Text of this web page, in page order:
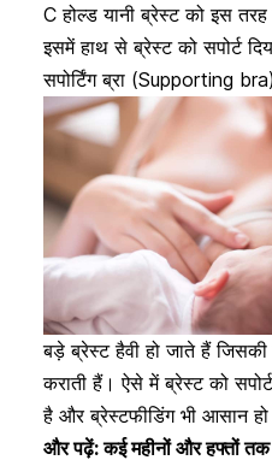
C होल्ड यानी ब्रेस्ट को इस
इसमें हाथ से ब्रेस्ट को सपोर्ट
सपोर्टिंग ब्रा (Supporting bra)
बड़े ब्रेस्ट हैवी हो जाते हैं
कराती हैं।ऐसे में ब्रेस्ट को
है और ब्रेस्टफीडिंग भी आसान हो
और पढ़ें:कई महीनों और हफ्तों